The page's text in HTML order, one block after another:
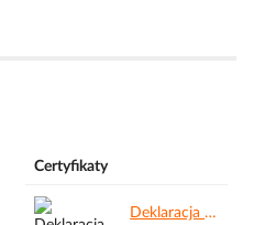
Certyfikaty
Deklaracja zgodności CE.pdf